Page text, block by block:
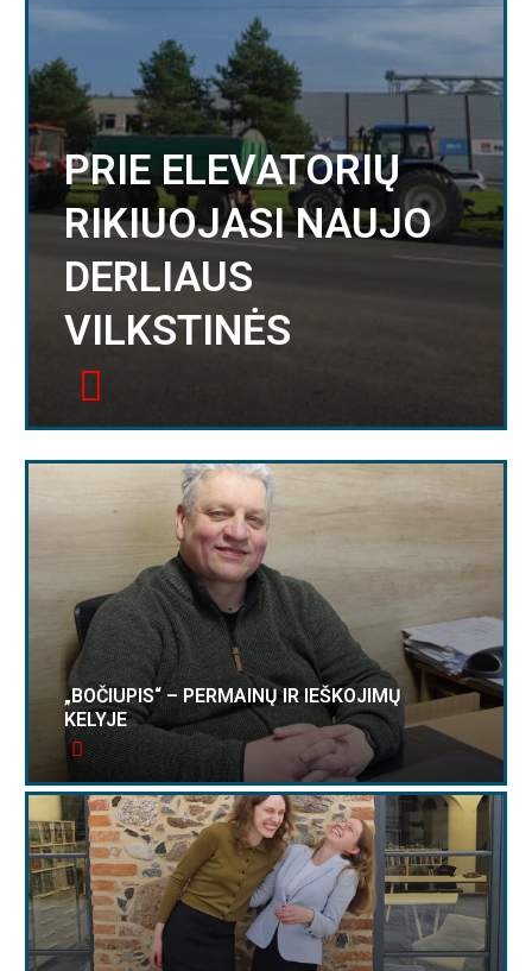
PRIE ELEVATORIŲ
RIKIUOJASI NAUJO
DERLIAUS
VILKSTINĖS
„BOČIUPIS“ – PERMAINŲ IR IEŠKOJIMŲ
KELYJE